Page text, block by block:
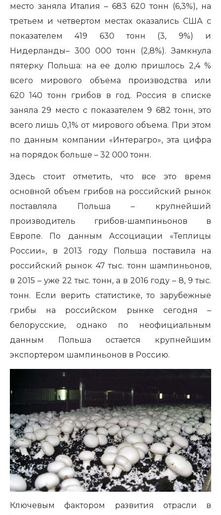
место заняла Италия – 683 620 тонн (6,3%), на
третьем и четвертом местах оказались США с
показателем 419 630 тонн (3, 9%) и
Нидерланды– 300 000 тонн (2,8%). Замкнула
пятерку Польша: на ее долю пришлось 2,4 %
всего мирового объема производства или
620 140 тонн грибов в год. Россия в списке
заняла 29 место с показателем 9 682 тонн, это
всего лишь 0,1% от мирового объема. При этом
по данным компании «Интерагро», эта цифра
на порядок больше – 32 000 тонн.
Здесь стоит отметить, что все это время
основной объем грибов на российский рынок
поставляла Польша – крупнейший
производитель грибов-шампиньонов в
Европе. По данным Ассоциации «Теплицы
России», в 2013 году Польша поставила на
российский рынок 47 тыс. тонн шампиньонов,
в 2015 – уже 22 тыс. тонн, а в 2016 году – 8, 9 тыс.
тонн. Если верить статистике, то зарубежные
грибы на российском рынке сегодня –
белорусские, однако по неофициальным
данным Польша остается крупнейшим
экспортером шампиньонов в Россию.
Ключевым фактором развития отрасли в